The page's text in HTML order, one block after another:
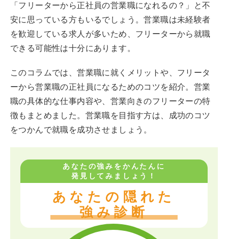
「フリーターから正社員の営業職になれるの？」と不
安に思っている方もいるでしょう。営業職は未経験者
を歓迎している求人が多いため、フリーターから就職
できる可能性は十分にあります。
このコラムでは、営業職に就くメリットや、フリータ
ーから営業職の正社員になるためのコツを紹介。営業
職の具体的な仕事内容や、営業向きのフリーターの特
徴もまとめました。営業職を目指す方は、成功のコツ
をつかんで就職を成功させましょう。
あなたの強みをかんたんに
発見してみましょう！
あなたの隠れた
強み診断